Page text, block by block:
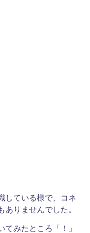
している様で、コネ
ありませんでした。
てみたところ「！」